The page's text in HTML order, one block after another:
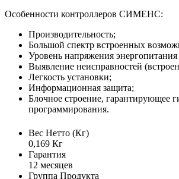
Особенности контроллеров СИМЕНС:
Производительность;
Большой спектр встроенных
Уровень напряжения энергопитания
Выявление неисправностей
Легкость установки;
Информационная защита;
Блочное строение, гарантирующее
программирования.
Вес Нетто (Кг)
0,169 Кг
Гарантия
12 месяцев
Группа Продукта